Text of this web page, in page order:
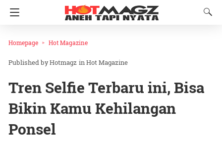
Homepage Hot Magazine
Hotmagz inHot Magazine
Tren Selfie Terbaru ini, Bisa
Bikin Kamu Kehilangan
Ponsel